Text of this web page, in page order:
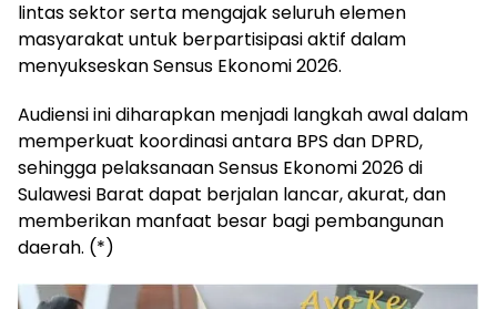
lintas sektor serta mengajak seluruh elemen
masyarakat untuk berpartisipasi aktif dalam
menyukseskan Sensus Ekonomi 2026.
Audiensi ini diharapkan menjadi langkah awal dalam
memperkuat koordinasi antara BPS dan DPRD,
sehingga pelaksanaan Sensus Ekonomi 2026 di
Sulawesi Barat dapat berjalan lancar, akurat, dan
memberikan manfaat besar bagi pembangunan
daerah. (*)